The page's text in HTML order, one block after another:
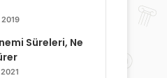
2019
Süreleri, Ne